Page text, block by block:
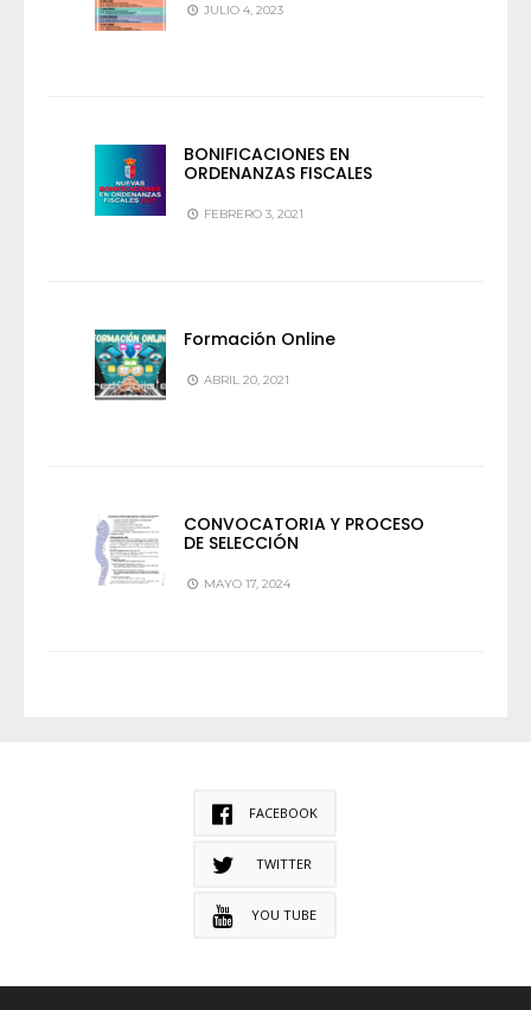
JULIO 4, 2023
BONIFICACIONES EN
ORDENANZAS FISCALES
FEBRERO 3, 2021
Formación Online
ABRIL 20, 2021
CONVOCATORIA Y PROCESO
DE SELECCIÓN
MAYO 17, 2024
FACEBOOK
TWITTER
YOU TUBE